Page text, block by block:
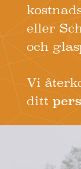
eller
och
Vi
ditt